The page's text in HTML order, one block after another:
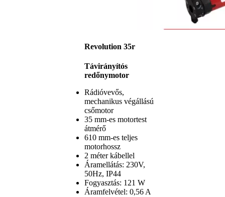
Revolution 35r
Távirányítós
redőnymotor
Rádióvevős,
mechanikus végállású
csőmotor
35 mm-es motortest
átmérő
610 mm-es teljes
motorhossz
2 méter kábellel
Áramellátás: 230V,
50Hz, IP44
Fogyasztás: 121 W
Áramfelvétel: 0,56 A